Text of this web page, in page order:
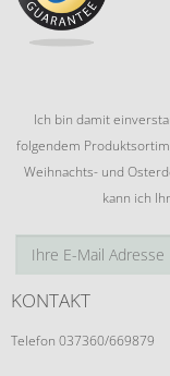
Ich bin damit
folgendem
Weihnachts- und
kann ich
KONTAKT
Telefon 037360/669879